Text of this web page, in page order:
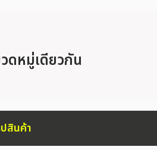
ดหมู่เดียวกัน
สินค้า